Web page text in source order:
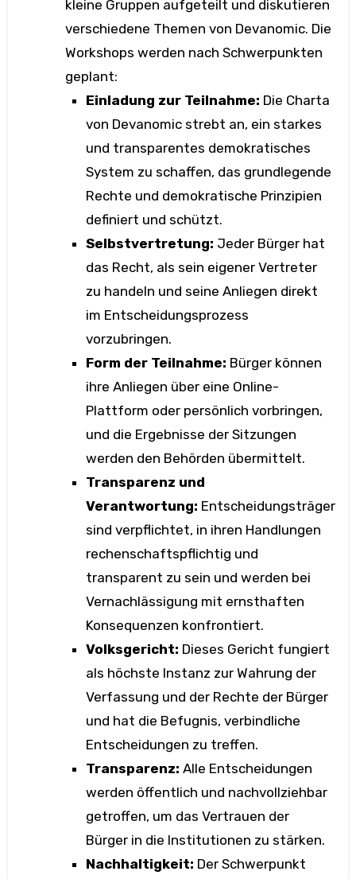
kleine Gruppen aufgeteilt und diskutieren
verschiedene Themen von Devanomic. Die
Workshops werden nach Schwerpunkten
geplant:
Einladung zur Teilnahme: Die Charta
von Devanomic strebt an, ein starkes
und transparentes demokratisches
System zu schaffen, das grundlegende
Rechte und demokratische Prinzipien
definiert und schützt.
Selbstvertretung: Jeder Bürger hat
das Recht, als sein eigener Vertreter
zu handeln und seine Anliegen direkt
im Entscheidungsprozess
vorzubringen.
Form der Teilnahme: Bürger können
ihre Anliegen über eine Online-
Plattform oder persönlich vorbringen,
und die Ergebnisse der Sitzungen
werden den Behörden übermittelt.
Transparenz und
Verantwortung: Entscheidungsträger
sind verpflichtet, in ihren Handlungen
rechenschaftspflichtig und
transparent zu sein und werden bei
Vernachlässigung mit ernsthaften
Konsequenzen konfrontiert.
Volksgericht: Dieses Gericht fungiert
als höchste Instanz zur Wahrung der
Verfassung und der Rechte der Bürger
und hat die Befugnis, verbindliche
Entscheidungen zu treffen.
Transparenz: Alle Entscheidungen
werden öffentlich und nachvollziehbar
getroffen, um das Vertrauen der
Bürger in die Institutionen zu stärken.
Nachhaltigkeit: Der Schwerpunkt